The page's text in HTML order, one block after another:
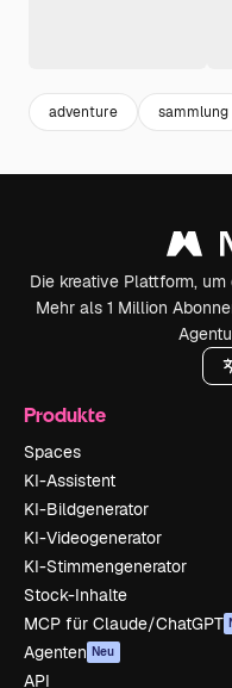
adventure sammlung
Die kreative Plattform,
Mehr als 1 Million
Produkte
Spaces
KI-Assistent
KI-Bildgenerator
KI-Videogenerator
KI-Stimmengenerator
Stock-Inhalte
MCP für Claude/ChatGPT
Agenten Neu
API